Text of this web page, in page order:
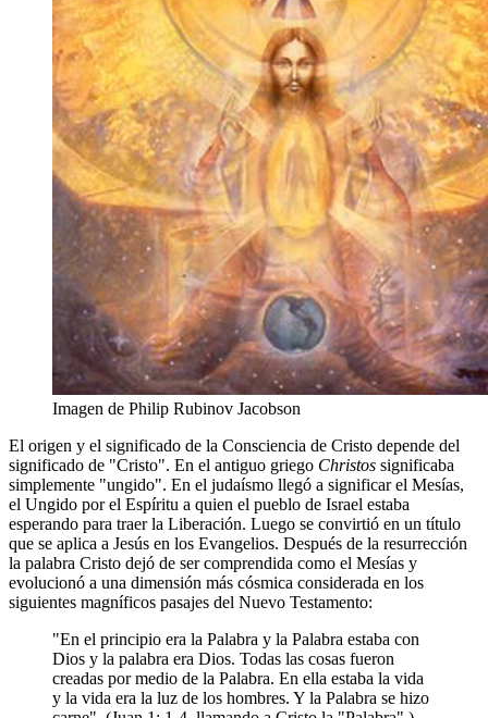
Imagen de Philip Rubinov Jacobson
El origen y el significado de la Consciencia de Cristo depende del
significado de "Cristo". En el antiguo griego Christos significaba
simplemente "ungido". En el judaísmo llegó a significar el Mesías,
el Ungido por el Espíritu a quien el pueblo de Israel estaba
esperando para traer la Liberación. Luego se convirtió en un título
que se aplica a Jesús en los Evangelios. Después de la resurrección
la palabra Cristo dejó de ser comprendida como el Mesías y
evolucionó a una dimensión más cósmica considerada en los
siguientes magníficos pasajes del Nuevo Testamento:
"En el principio era la Palabra y la Palabra estaba con
Dios y la palabra era Dios. Todas las cosas fueron
creadas por medio de la Palabra. En ella estaba la vida
y la vida era la luz de los hombres. Y la Palabra se hizo